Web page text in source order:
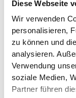
Diese Webseite
Wir verwenden
personalisieren,
zu können und
analysieren.
Verwendung
soziale Medien,
Partner führen
www.ihk.de
Berufsrechtliche
§34d GewO -
berufsrechtlichen
Bundesminister
betriebenen
einsehbar und